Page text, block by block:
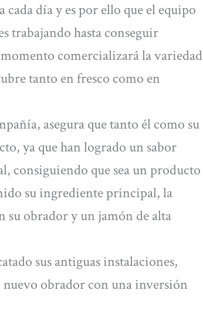
día y es por ello que el equipo
trabajando hasta conseguir
comercializará la variedad
tanto en fresco como en
asegura que tanto él como su
ya que han logrado un sabor
consiguiendo que sea un producto
su ingrediente principal, la
su obrador y un jamón de alta
sus antiguas instalaciones,
obrador con una inversión